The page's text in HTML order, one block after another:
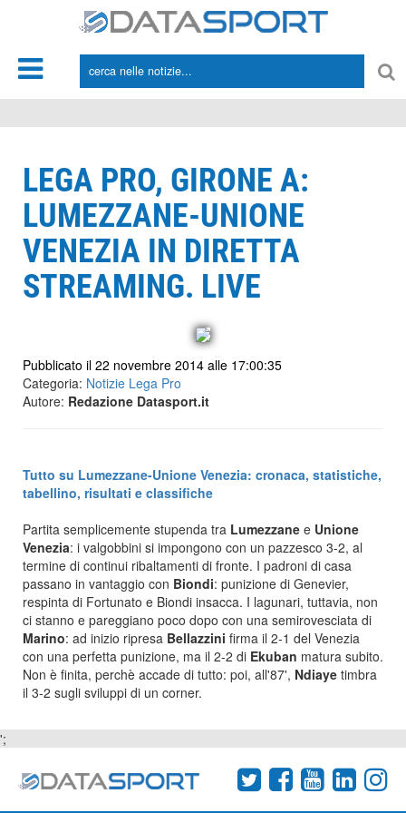
LEGA PRO, GIRONE A:
LUMEZZANE-UNIONE
VENEZIA IN DIRETTA
STREAMING. LIVE
Pubblicato il 22 novembre 2014 alle 17:00:35
Categoria: Notizie Lega Pro
Autore: Redazione Datasport.it
Tutto su Lumezzane-Unione Venezia: cronaca, statistiche,
tabellino, risultati e classifiche
Partita semplicemente stupenda tra Lumezzane e Unione
Venezia: i valgobbini si impongono con un pazzesco 3-2, al
termine di continui ribaltamenti di fronte. I padroni di casa
passano in vantaggio con Biondi: punizione di Genevier,
respinta di Fortunato e Biondi insacca. I lagunari, tuttavia, non
ci stanno e pareggiano poco dopo con una semirovesciata di
Marino: ad inizio ripresa Bellazzini firma il 2-1 del Venezia
con una perfetta punizione, ma il 2-2 di Ekuban matura subito.
Non è finita, perchè accade di tutto: poi, all'87', Ndiaye timbra
il 3-2 sugli sviluppi di un corner.
';